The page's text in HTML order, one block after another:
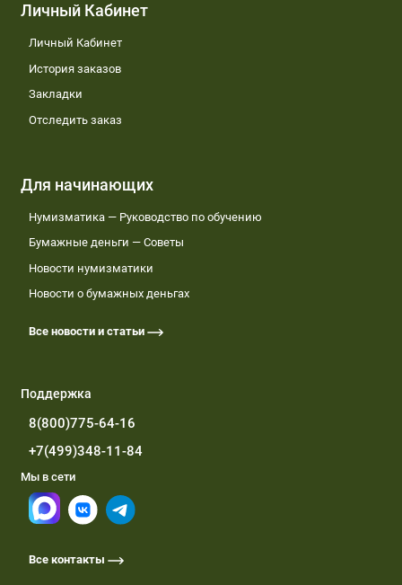
Личный Кабинет
Личный Кабинет
История заказов
Закладки
Отследить заказ
Для начинающих
Нумизматика — Руководство по обучению
Бумажные деньги — Советы
Новости нумизматики
Новости о бумажных деньгах
Все новости и статьи
Поддержка
8(800)775-64-16
+7(499)348-11-84
Мы в сети
Все контакты